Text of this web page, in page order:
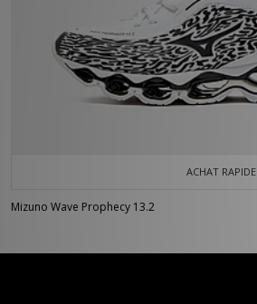
ACHAT RAPIDE
Mizuno Wave Prophecy 13.2